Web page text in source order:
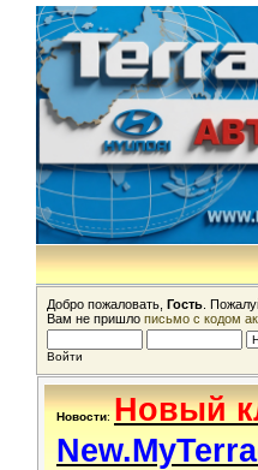
Добро пожаловать, Гость .
Вам не пришло письмо с кодом
Войти
Новости: Новый